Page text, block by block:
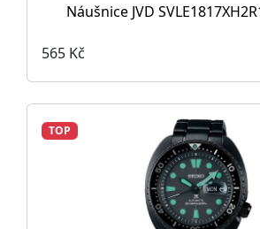
Náušnice JVD
565 Kč
TOP